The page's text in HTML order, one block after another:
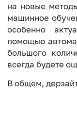
на новые
машинное
особенно
помощью
большого
всегда будете
В общем,